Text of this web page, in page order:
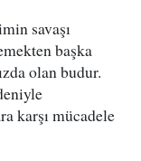
savaşı
başka
olan budur.
karşı mücadele